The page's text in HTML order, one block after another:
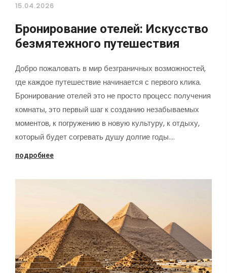
15.04.2026
Бронирование отелей: Искусство
безмятежного путешествия
Добро пожаловать в мир безграничных возможностей,
где каждое путешествие начинается с первого клика.
Бронирование отелей это не просто процесс получения
комнаты, это первый шаг к созданию незабываемых
моментов, к погружению в новую культуру, к отдыху,
который будет согревать душу долгие годы.…
подробнее